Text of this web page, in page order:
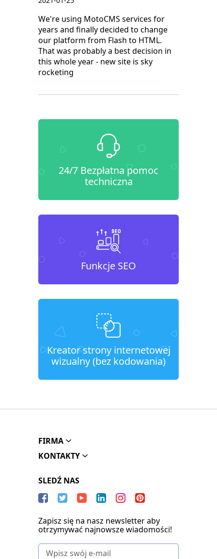
We're using MotoCMS services for
years and finally decided to change
our platform from Flash to HTML.
That was probably a best decision in
this whole year - new site is sky
rocketing
24/7 Bezpłatna pomoc
techniczna
Funkcje SEO
Kreator strony internetowej
wizualny (bez kodowania)
FIRMA
KONTAKTY
SLEDŹ NAS
Zapisz się na nasz newsletter aby
otrzymywać najnowsze wiadomości!